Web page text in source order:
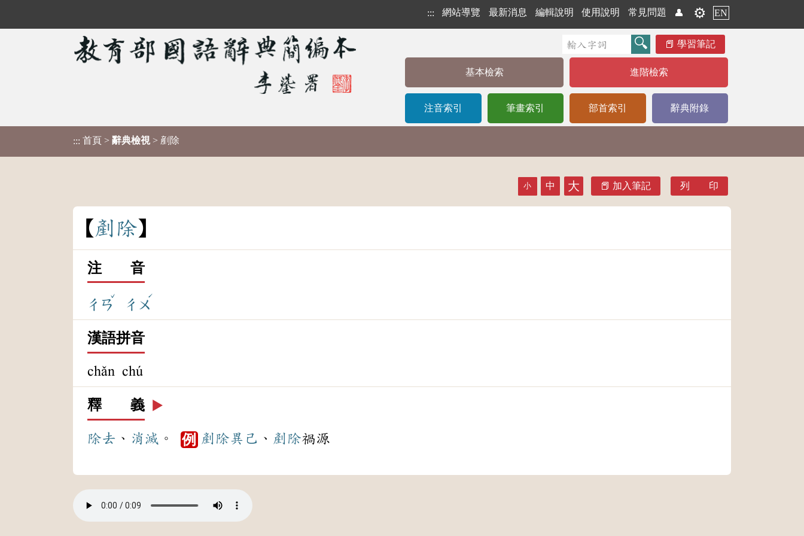
::: 網站導覽 最新消息 編輯說明 使用說明 常見問題 👤 ⚙️ EN
學習筆記
基本檢索 進階檢索
注音索引 筆畫索引 部首索引 辭典附錄
::: 首頁 > 辭典檢視 > 剷除
小 中 大 加入筆記 列 印
剷 除
注 音
ㄔㄢ
ˇ
ㄔㄨ
ˊ
漢語拼音
chǎn chú
釋 義 ▶️
除去 、 消滅 。 例 剷除異己 、 剷除禍源